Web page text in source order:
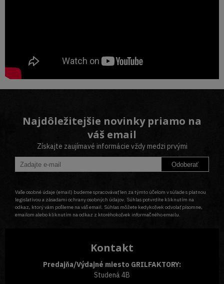
Najdôležitejšie novinky priamo na
váš email
Získajte zaujímavé informácie vždy medzi prvými
Odoberať
Vaše osobné údaje (email) budeme spracovávať len za týmto účelom v súlade s platnou
legislatívou a zásadami ochrany osobných údajov. Súhlas potvrdíte kliknutím na
odkaz, ktorý vám pošleme na váš email. Súhlas môžete kedykoľvek odvolať písomne,
emailom alebo kliknutím na odkaz z ktoréhokoľvek informačného emailu.
Kontakt
Predajňa/Výdajné miesto GRILFAKTORY:
Studená 4B